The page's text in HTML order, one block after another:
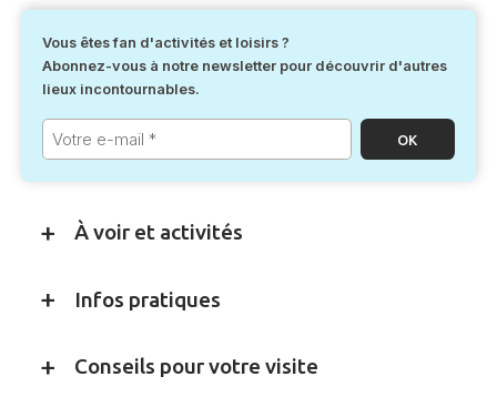
Vous êtes fan d'activités et loisirs ?
Abonnez-vous à notre newsletter pour découvrir d'autres
lieux incontournables.
Votre
e-
mail
À voir et activités
Infos pratiques
Conseils pour votre visite